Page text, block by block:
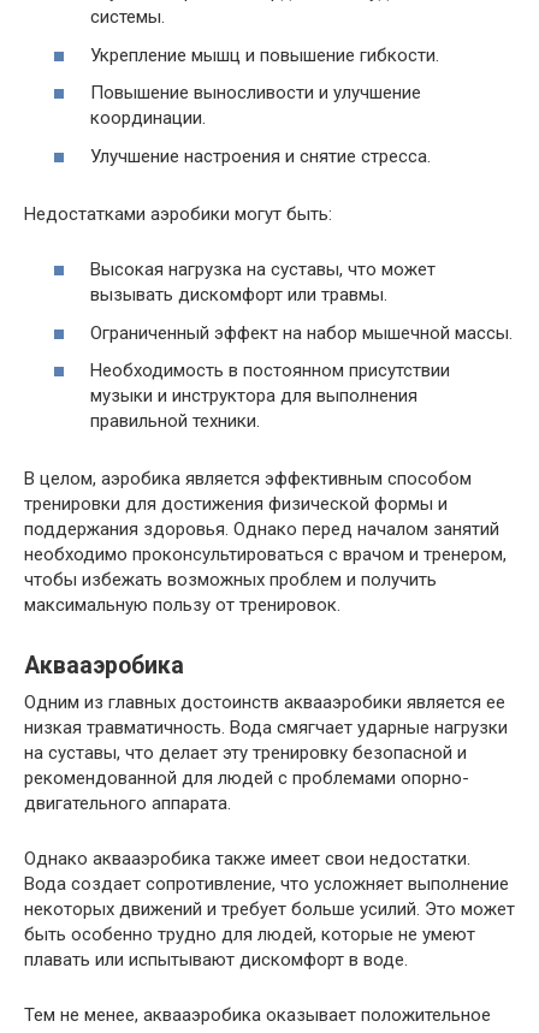
системы.
Укрепление мышц и повышение гибкости.
Повышение выносливости и улучшение
координации.
Улучшение настроения и снятие стресса.
Недостатками аэробики могут быть:
Высокая нагрузка на суставы, что может
вызывать дискомфорт или травмы.
Ограниченный эффект на набор мышечной массы.
Необходимость в постоянном присутствии
музыки и инструктора для выполнения
правильной техники.
В целом, аэробика является эффективным способом
тренировки для достижения физической формы и
поддержания здоровья. Однако перед началом занятий
необходимо проконсультироваться с врачом и тренером,
чтобы избежать возможных проблем и получить
максимальную пользу от тренировок.
Аквааэробика
Одним из главных достоинств аквааэробики является ее
низкая травматичность. Вода смягчает ударные нагрузки
на суставы, что делает эту тренировку безопасной и
рекомендованной для людей с проблемами опорно-
двигательного аппарата.
Однако аквааэробика также имеет свои недостатки.
Вода создает сопротивление, что усложняет выполнение
некоторых движений и требует больше усилий. Это может
быть особенно трудно для людей, которые не умеют
плавать или испытывают дискомфорт в воде.
Тем не менее, аквааэробика оказывает положительное